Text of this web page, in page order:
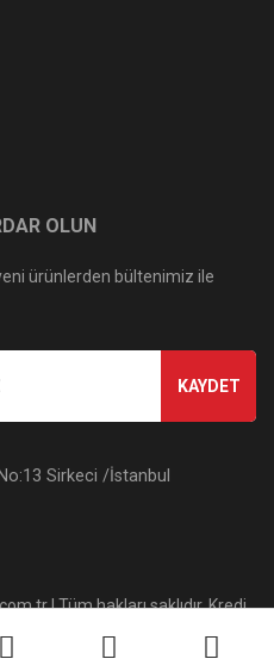
OLUN
ürünlerden bültenimiz ile
KAYDET
Sirkeci /İstanbul
| Tüm hakları saklıdır. Kredi